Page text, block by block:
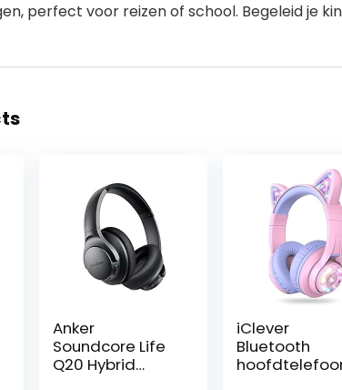
perfect voor reizen of school. Begeleid je
Anker
Soundcore Life
Q20 Hybrid
iClever
Bluetooth